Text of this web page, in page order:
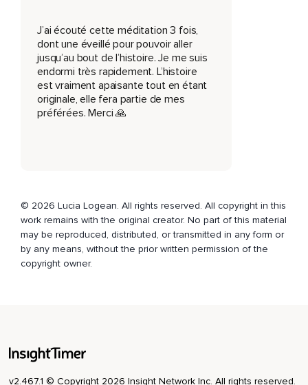
Les images que je propose.
Ne sont que des invitations.
Vous pouvez les transformer les adapter ou les laisser
dissoudre.
Le pouvoir du voyage reste entre vos mains.
Dans votre imaginaire.
Et dans votre rythme.
Où le mental s'apaise.
J’ai écouté cette méditation 3 fois,
dont une éveillé pour pouvoir aller
jusqu’au bout de l’histoire. Je me suis
endormi très rapidement. L’histoire
est vraiment apaisante tout en étant
originale, elle fera partie de mes
préférées. Merci 🙏
© 2026 Lucia Logean. All rights reserved. All copyright in this
work remains with the original creator. No part of this material
may be reproduced, distributed, or transmitted in any form or
by any means, without the prior written permission of the
copyright owner.
v2.467.1 © Copyright 2026 Insight Network Inc. All rights reserved.